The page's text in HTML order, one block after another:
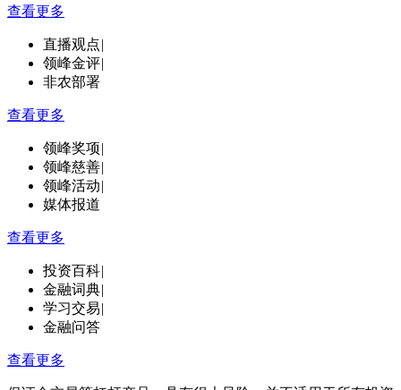
查看更多
直播观点|
领峰金评|
非农部署
查看更多
领峰奖项|
领峰慈善|
领峰活动|
媒体报道
查看更多
投资百科|
金融词典|
学习交易|
金融问答
查看更多